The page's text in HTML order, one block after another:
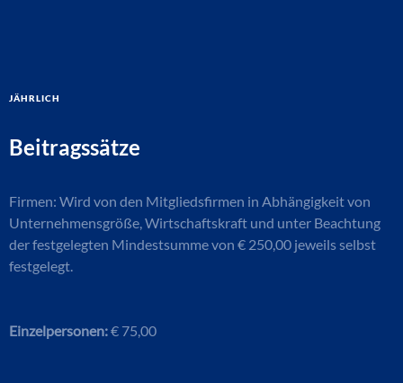
jährlich
Beitragssätze
Firmen: Wird von den Mitgliedsfirmen in Abhängigkeit von
Unternehmensgröße, Wirtschaftskraft und unter Beachtung
der festgelegten Mindestsumme von € 250,00 jeweils selbst
festgelegt.
Einzelpersonen:€ 75,00